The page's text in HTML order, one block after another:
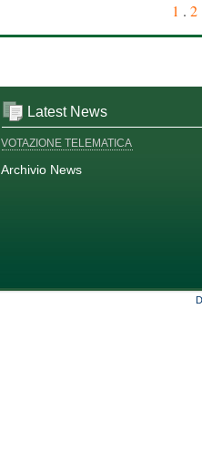
1 . 2
Latest News
VOTAZIONE TELEMATICA
Archivio News